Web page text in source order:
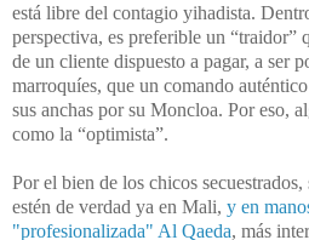
está libre del contagio yihadista.
perspectiva, es preferible un “traidor”
de un cliente dispuesto a pagar, a ser
marroquíes, que un comando
sus anchas por su Moncloa. Por eso,
como la “optimista”.
Por el bien de los chicos
estén de verdad ya en Mali, y en
"profesionalizada" Al Qaeda, más